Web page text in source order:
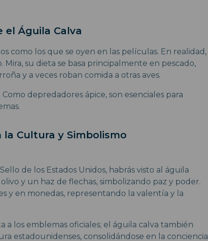
el Águila Calva
como los que se oyen en las películas. En realidad,
Mira, su dieta se basa principalmente en pescado,
y a veces roban comida a otras aves.
depredadores ápice, son esenciales para
la Cultura y Simbolismo
de los Estados Unidos, habrás visto al águila
y un haz de flechas, simbolizando paz y poder.
y en monedas, representando la valentía y la
a los emblemas oficiales; el águila calva también
estadounidenses, consolidándose en la conciencia